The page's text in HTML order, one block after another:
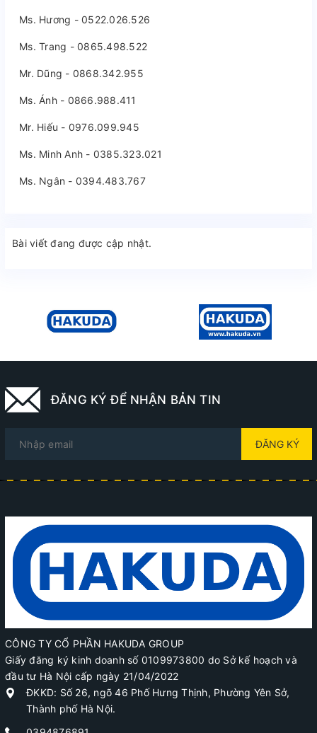
Ms. Hương - 0522.026.526
Ms. Trang - 0865.498.522
Mr. Dũng - 0868.342.955
Ms. Ánh - 0866.988.411
Mr. Hiếu - 0976.099.945
Ms. Minh Anh - 0385.323.021
Ms. Ngân - 0394.483.767
Bài viết đang được cập nhật.
ĐĂNG KÝ ĐỂ NHẬN BẢN TIN
ĐĂNG KÝ
CÔNG TY CỔ PHẦN HAKUDA GROUP
Giấy đăng ký kinh doanh số 0109973800 do Sở kế hoạch và
đầu tư Hà Nội cấp ngày 21/04/2022
ĐKKD: Số 26, ngõ 46 Phố Hưng Thịnh, Phường Yên Sở,
Thành phố Hà Nội.